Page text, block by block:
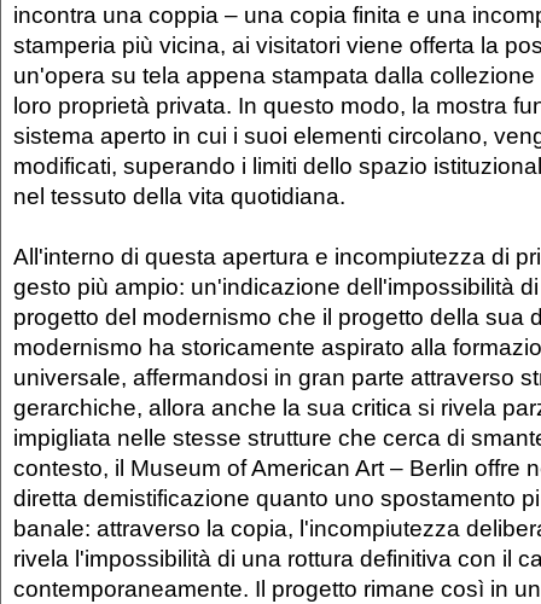
incontra una coppia – una copia finita e una
stamperia più vicina, ai visitatori viene offerta la
un'opera su tela appena stampata dalla
loro proprietà privata. In questo modo, la mostra
sistema aperto in cui i suoi elementi circolano,
modificati, superando i limiti dello spazio
nel tessuto della vita quotidiana.
All'interno di questa apertura e incompiutezza di
gesto più ampio: un'indicazione dell'impossibilità
progetto del modernismo che il progetto della sua
modernismo ha storicamente aspirato alla
universale, affermandosi in gran parte attraverso
gerarchiche, allora anche la sua critica si rivela
impigliata nelle stesse strutture che cerca di
contesto, il Museum of American Art – Berlin offre
diretta demistificazione quanto uno spostamento
banale: attraverso la copia, l'incompiutezza
rivela l'impossibilità di una rottura definitiva con il
contemporaneamente. Il progetto rimane così in